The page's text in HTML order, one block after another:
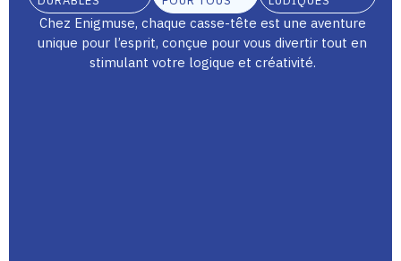
Chez Enigmuse, chaque casse-tête est une aventure
unique pour l’esprit, conçue pour vous divertir tout en
stimulant votre logique et créativité.